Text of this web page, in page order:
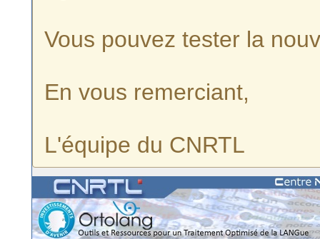
Vous pouvez tester la
En vous remerciant,
L'équipe du CNRTL